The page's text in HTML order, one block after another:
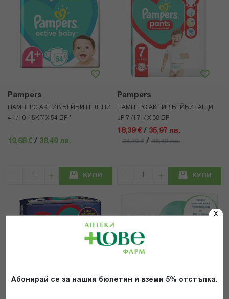
X
Абонирай се за нашия бюлетин и вземи 5% отстъпка.
Pampers
ПАМПЕРС АКТИВ БЕЙБИ ПЕЛЕНИ
4+ /10-15КГ/ Х 54 БР *
19,68 € / 38,49 лв.
КУПИ
Pampers
ПАМПЕРС АКТИВ БЕЙБИ ГАЩИ
JP 7 /17+/ Х 38 БР
18,39 € / 35,97 лв.
24,79 € / 48,49 лв.
КУПИ